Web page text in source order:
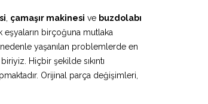
çamaşır makinesi ve buzdolabı
eşyaların birçoğuna mutlaka
yaşanılan problemlerde en
Hiçbir şekilde sıkıntı
Orijinal parça değişimleri,